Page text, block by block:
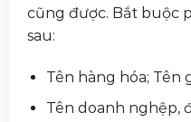
cũng được. Bắt buộc
sau:
Tên hàng hóa; Tên
Tên doanh nghệp,